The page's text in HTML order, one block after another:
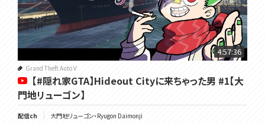
4:57:36
Grand Theft Auto V
【#隠れ家GTA】Hideout Cityに来ちゃった男 #1【大
門地リューゴン】
配信ch 大門地リューゴン・Ryugon Daimonji